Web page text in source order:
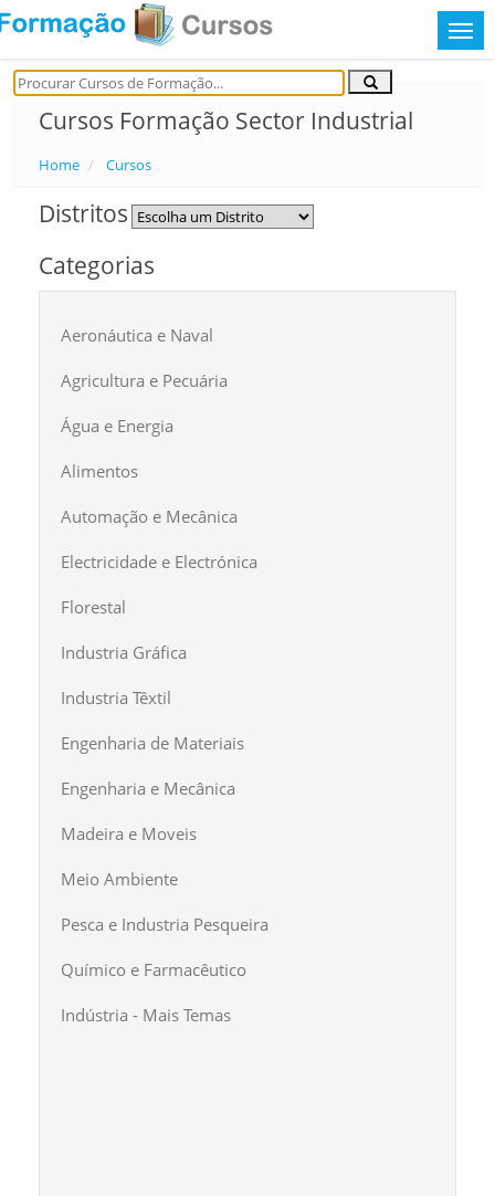
Cursos Formação Sector Industrial
Home Cursos
Distritos
Categorias
Aeronáutica e Naval
Agricultura e Pecuária
Água e Energia
Alimentos
Automação e Mecânica
Electricidade e Electrónica
Florestal
Industria Gráfica
Industria Têxtil
Engenharia de Materiais
Engenharia e Mecânica
Madeira e Moveis
Meio Ambiente
Pesca e Industria Pesqueira
Químico e Farmacêutico
Indústria - Mais Temas